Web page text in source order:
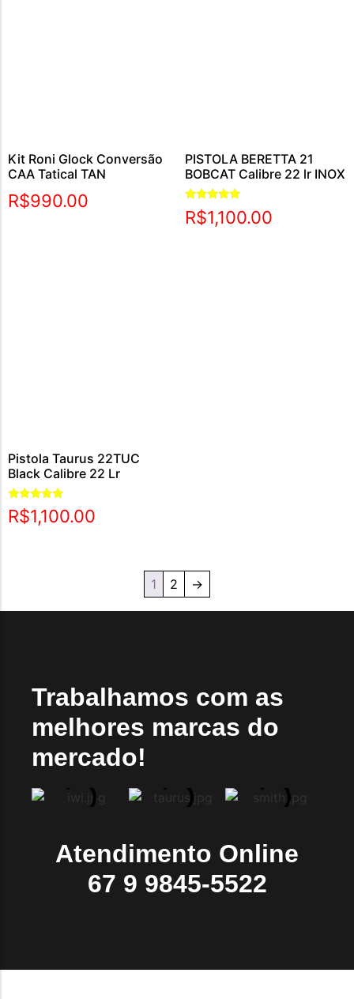
Kit Roni Glock Conversão
CAA Tatical TAN
R$990.00
PISTOLA BERETTA 21
BOBCAT Calibre 22 lr INOX
Avaliação
5.00
R$1,100.00
Pistola Taurus 22TUC
Black Calibre 22 Lr
Avaliação
5.00
R$1,100.00
1 2 →
Trabalhamos com as
melhores marcas do
mercado!
Atendimento Online
67 9 9845-5522